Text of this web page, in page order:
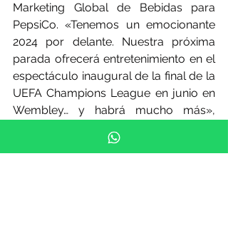
Marketing Global de Bebidas para
PepsiCo. «Tenemos un emocionante
2024 por delante. Nuestra próxima
parada ofrecerá entretenimiento en el
espectáculo inaugural de la final de la
UEFA Champions League en junio en
Wembley… y habrá mucho más»,